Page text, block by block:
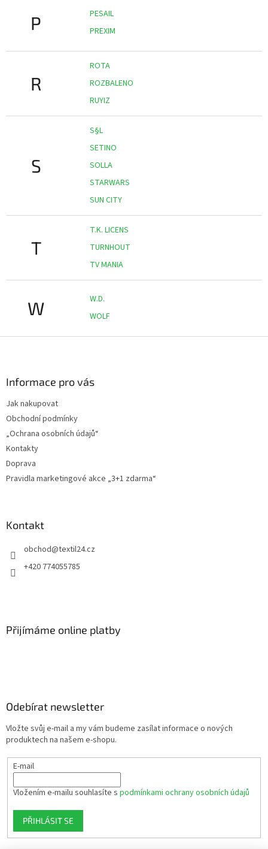
P
PESAIL
PREXIM
R
ROTA
ROZBALENO
RUYIZ
S
S§L
SETINO
SOLLA
STARWARS
SUN CITY
T
T.K. LICENS
TURNHOUT
TV MANIA
W
W.D.
WOLF
Informace pro vás
Jak nakupovat
Obchodní podmínky
„Ochrana osobních údajů“
Kontakty
Doprava
Pravidla marketingové akce „3+1 zdarma“
Kontakt
obchod@textil24.cz
+420 774055785
Přijímáme online platby
Odebírat newsletter
Vložte svůj e-mail a my vám budeme zasílat informace o nových
produktech na našem e-shopu.
E-mail
Vložením e-mailu souhlasíte s podmínkami ochrany osobních údajů
PŘIHLÁSIT SE